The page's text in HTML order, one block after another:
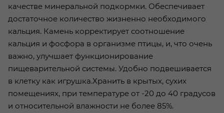
качестве минеральной подкормки. Обеспечивает
достаточное количество жизненно необходимого
кальция. Камень корректирует соотношение
кальция и фосфора в организме птицы, и, что очень
важно, улучшает функционирование
пищеварительной системы. Удобно подвешивается
в клетку как игрушка.Хранить в крытых, сухих
помещениях, при температуре от -20 до 40 градусов
и относительной влажности не более 85%.